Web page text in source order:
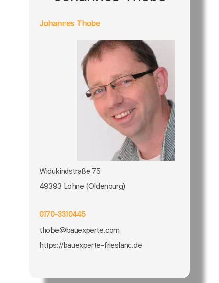
Johannes Thobe
Widukindstraße 75
49393 Lohne (Oldenburg)
0170-3310445
thobe@bauexperte.com
https://bauexperte-friesland.de